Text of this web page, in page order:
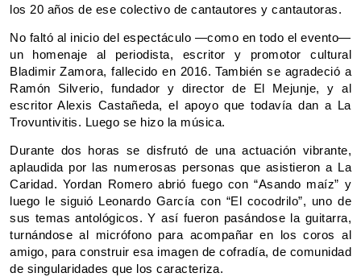
los 20 años de ese colectivo de cantautores y cantautoras.
No faltó al inicio del espectáculo —como en todo el evento—
un homenaje al periodista, escritor y promotor cultural
Bladimir Zamora, fallecido en 2016. También se agradeció a
Ramón Silverio, fundador y director de El Mejunje, y al
escritor Alexis Castañeda, el apoyo que todavía dan a La
Trovuntivitis. Luego se hizo la música.
Durante dos horas se disfrutó de una actuación vibrante,
aplaudida por las numerosas personas que asistieron a La
Caridad. Yordan Romero abrió fuego con “Asando maíz” y
luego le siguió Leonardo García con “El cocodrilo”, uno de
sus temas antológicos. Y así fueron pasándose la guitarra,
turnándose al micrófono para acompañar en los coros al
amigo, para construir esa imagen de cofradía, de comunidad
de singularidades que los caracteriza.